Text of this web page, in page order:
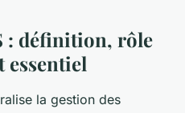
: définition, rôle
essentiel
la gestion des